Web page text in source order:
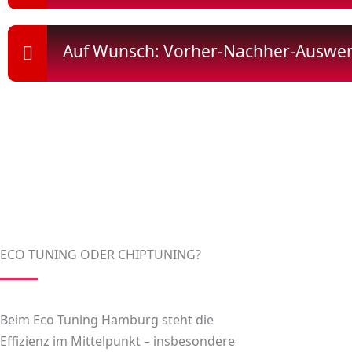
Auf Wunsch: Vorher-Nachher-
ECO TUNING ODER CHIPTUNING?
Beim Eco Tuning Hamburg steht die
Effizienz im Mittelpunkt – insbesondere